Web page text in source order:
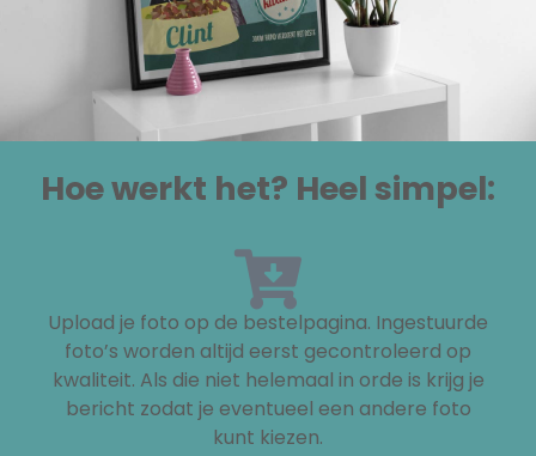
Hoe werkt het? Heel simpel:
Upload je foto op de bestelpagina. Ingestuurde
foto’s worden altijd eerst gecontroleerd op
kwaliteit. Als die niet helemaal in orde is krijg je
bericht zodat je eventueel een andere foto
kunt kiezen.